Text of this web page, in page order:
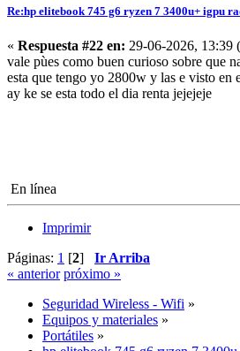
Re:hp elitebook 745 g6 ryzen 7 3400u+ igpu
« Respuesta #22 en: 29-06-2026, 13:39
vale pùes como buen curioso sobre que
esta que tengo yo 2800w y las e visto en
ay ke se esta todo el dia renta jejejeje
En línea
Imprimir
Páginas: 1 [2] Ir Arriba
« anterior próximo »
Seguridad Wireless - Wifi »
Equipos y materiales »
Portátiles »